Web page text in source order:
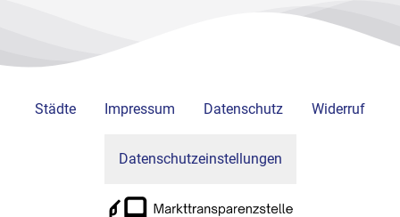
Städte Impressum Datenschutz Widerruf
Datenschutzeinstellungen